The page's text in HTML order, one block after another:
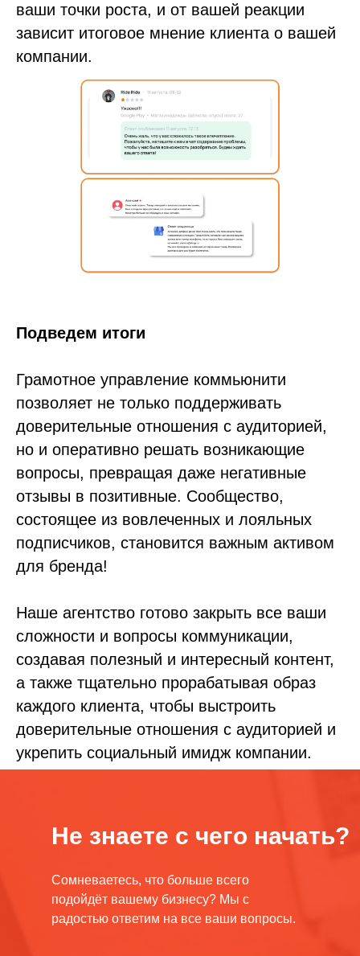
ваши точки роста, и от вашей реакции
зависит итоговое мнение клиента о вашей
компании.
Подведем итоги
Грамотное управление коммьюнити
позволяет не только поддерживать
доверительные отношения с аудиторией,
но и оперативно решать возникающие
вопросы, превращая даже негативные
отзывы в позитивные. Сообщество,
состоящее из вовлеченных и лояльных
подписчиков, становится важным активом
для бренда!
Наше агентство готово закрыть все ваши
сложности и вопросы коммуникации,
создавая полезный и интересный контент,
а также тщательно прорабатывая образ
каждого клиента, чтобы выстроить
доверительные отношения с аудиторией и
укрепить социальный имидж компании.
Не знаете с чего начать?
Сомневаетесь, что больше всего
подойдёт вашему бизнесу? Мы с
радостью ответим на все ваши вопросы.